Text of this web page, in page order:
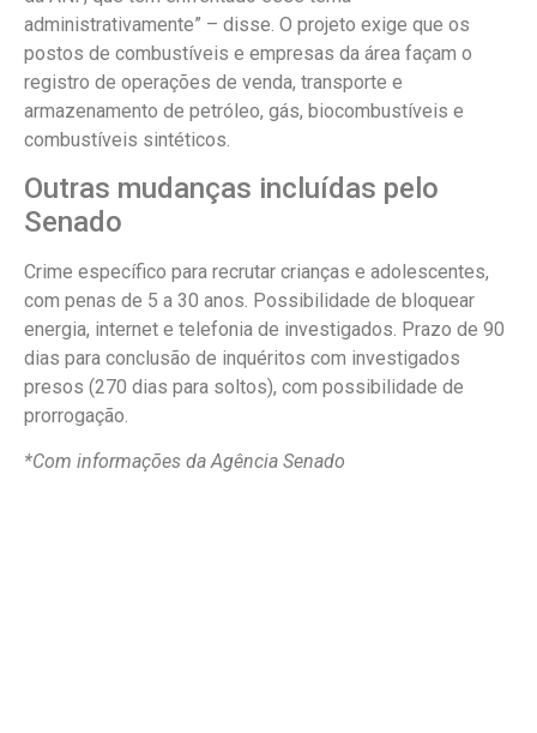
administrativamente” – disse. O projeto exige que os
postos de combustíveis e empresas da área façam o
registro de operações de venda, transporte e
armazenamento de petróleo, gás, biocombustíveis e
combustíveis sintéticos.
Outras mudanças incluídas pelo
Senado
Crime específico para recrutar crianças e adolescentes,
com penas de 5 a 30 anos. Possibilidade de bloquear
energia, internet e telefonia de investigados. Prazo de 90
dias para conclusão de inquéritos com investigados
presos (270 dias para soltos), com possibilidade de
prorrogação.
*Com informações da Agência Senado